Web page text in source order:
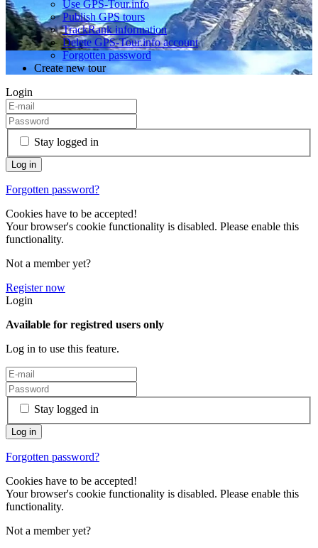
Use GPS-Tour.info
Publish GPS tours
TrackRank information
Delete GPS-Tour.info account
Forgotten password
Create new tour
Login
Stay logged in
Forgotten password?
Cookies have to be accepted!
Your browser's cookie functionality is disabled. Please enable this
functionality.
Not a member yet?
Register now
Login
Available for registred users only
Log in to use this feature.
Stay logged in
Forgotten password?
Cookies have to be accepted!
Your browser's cookie functionality is disabled. Please enable this
functionality.
Not a member yet?